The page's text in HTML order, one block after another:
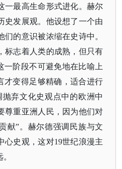
一最高生命形式进化。赫尔
史发展观。他设想了一个由
们的意识被浓缩在史诗中。
标志着人类的成熟，但只有
阶段不可避免地在比喻上
变得足够精确，适合进行
弃文化史观点中的欧洲中
尊重亚洲人民，因为他们对
献”。赫尔德强调民族与文
心史观，这对19世纪浪漫主